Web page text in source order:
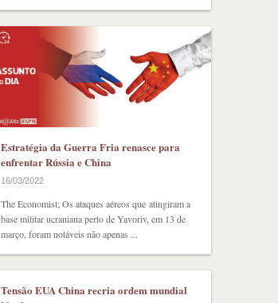
Estratégia da Guerra Fria renasce para
enfrentar Rússia e China
16/03/2022
The Economist; Os ataques aéreos que atingiram a
base militar ucraniana perto de Yavoriv, em 13 de
março, foram notáveis não apenas ...
Tensão EUA ­China recria ordem mundial